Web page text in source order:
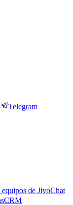
Telegram
equipos de JivoChat
CRM